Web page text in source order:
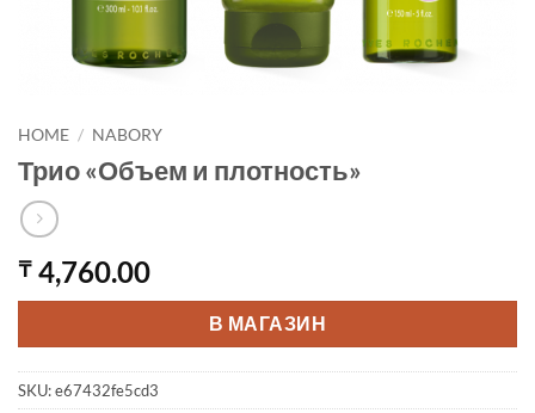
HOME / NABORY
Трио «Объем и плотность»
₸ 4,760.00
В МАГАЗИН
SKU:e67432fe5cd3